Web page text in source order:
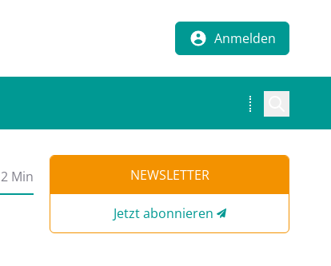
Anmelden
2 Min NEWSLETTER
Jetzt abonnieren